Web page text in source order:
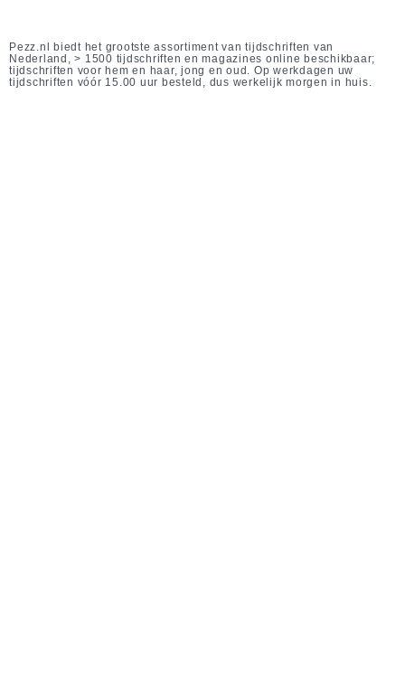
Pezz.nl biedt het grootste assortiment van tijdschriften van
Nederland, > 1500 tijdschriften en magazines online beschikbaar;
tijdschriften voor hem en haar, jong en oud. Op werkdagen uw
tijdschriften vóór 15.00 uur besteld, dus werkelijk morgen in huis.